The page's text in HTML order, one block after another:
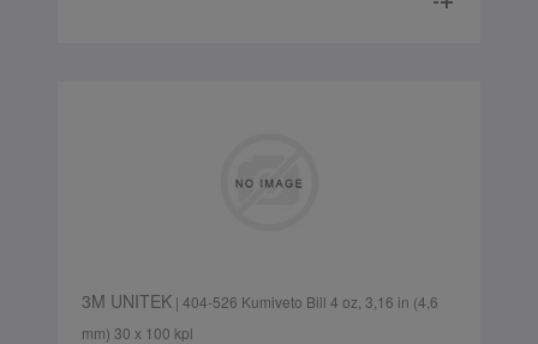
3M UNITEK| 404-526 Kumiveto Bill 4 oz, 3,16 in (4,6
mm) 30 x 100 kpl